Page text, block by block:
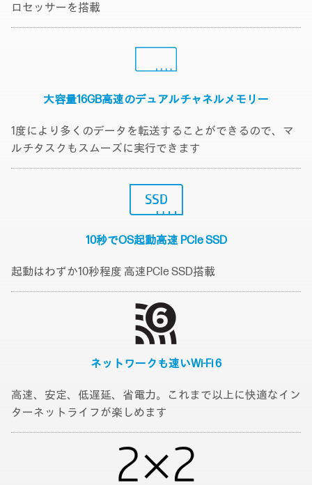
ロセッサーを搭載
大容量16GB高速のデュアルチャネルメモリー
1度により多くのデータを転送することができるので、マ
ルチタスクもスムーズに実行できます
10秒でOS起動高速 PCIe SSD
起動はわずか10秒程度 高速PCIe SSD搭載
ネットワークも速いWi-Fi 6
高速、安定、低遅延、省電力。これまで以上に快適なイン
ターネットライフが楽しめます